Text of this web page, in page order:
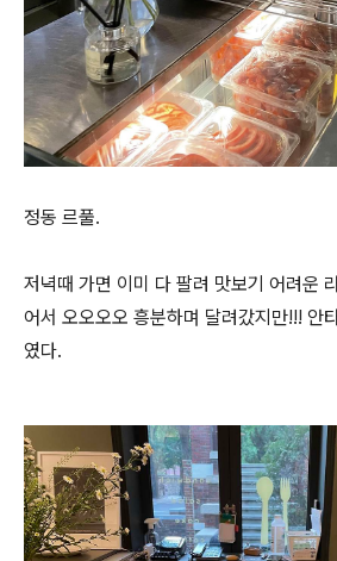
정동 르풀.
저녁때 가면 이미 다 팔려 맛보기 어려운
어서 오오오오 흥분하며 달려갔지만!!! 안
였다.